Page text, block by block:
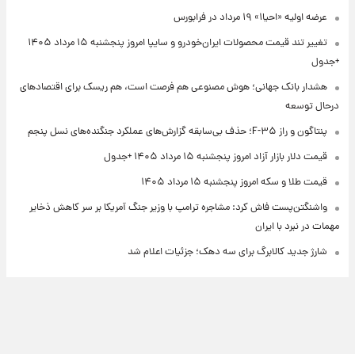
عرضه اولیه «احیا۱» ۱۹ مرداد در فرابورس
تغییر تند قیمت محصولات ایران‌خودرو و سایپا امروز پنجشنبه ۱۵ مرداد ۱۴۰۵
+جدول
هشدار بانک جهانی؛ هوش مصنوعی هم فرصت است، هم ریسک برای اقتصادهای
درحال توسعه
پنتاگون و راز F-۳۵؛ حذف بی‌سابقه گزارش‌های عملکرد جنگنده‌های نسل پنجم
قیمت دلار بازار آزاد امروز پنجشنبه ۱۵ مرداد ۱۴۰۵ +جدول
قیمت طلا و سکه امروز پنجشنبه ۱۵ مرداد ۱۴۰۵
واشنگتن‌پست فاش کرد: مشاجره ترامپ با وزیر جنگ آمریکا بر سر کاهش ذخایر
مهمات در نبرد با ایران
شارژ جدید کالابرگ برای سه دهک؛ جزئیات اعلام شد